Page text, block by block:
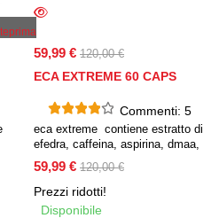
59,99 € 120,00 €
ECA EXTREME 60 CAPS
Commenti: 5
eca extreme contiene estratto di
efedra, caffeina, aspirina, dmaa,
sinefrina bioperine, yohimbine hcl
e hordenine.
59,99 € 120,00 €
Prezzi ridotti!
Disponibile